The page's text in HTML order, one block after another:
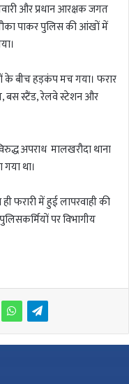
और प्रधान आरक्षक जगत
पाकर पुलिस की आंखों में
के बीच हड़कंप मच गया। फरार
बस स्टैंड, रेलवे स्टेशन और
अपराध मालखरौदा थाना
था।
फरारी में हुई लापरवाही की
पर विभागीय